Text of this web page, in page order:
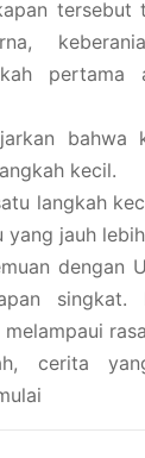
tersebut
pertama
bahwa
kecil.
langkah
yang jauh
dengan
cerita